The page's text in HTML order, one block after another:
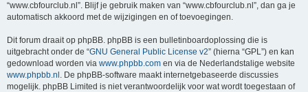
“www.cbfourclub.nl”. Blijf je gebruik maken van “www.cbfourclub.nl”, dan ga je
automatisch akkoord met de wijzigingen en of toevoegingen.
Dit forum draait op phpBB. phpBB is een bulletinboardoplossing die is
uitgebracht onder de “GNU General Public License v2” (hierna “GPL”) en kan
gedownload worden via www.phpbb.com en via de Nederlandstalige website
www.phpbb.nl . De phpBB-software maakt internetgebaseerde discussies
mogelijk. phpBB Limited is niet verantwoordelijk voor wat wordt toegestaan of